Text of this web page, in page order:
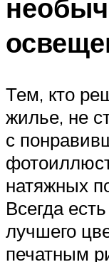
Тем, кто
жилье, не
с
натяжных
Всегда
лучшего
печатным